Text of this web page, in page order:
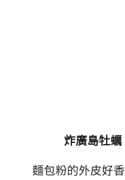
炸廣島牡蠣
麵包粉的外皮好